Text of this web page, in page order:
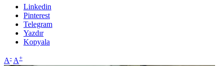
Linkedin
Pinterest
Telegram
Yazdır
Kopyala
A- A+